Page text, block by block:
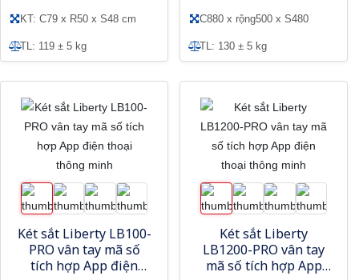
KT: C79 x R50 x S48 cm
TL: 119 ± 5 kg
C880 x rộng500 x S480
TL: 130 ± 5 kg
Két sắt Liberty LB100-
PRO vân tay mã số
tích hợp App điện
Két sắt Liberty
LB1200-PRO vân tay
mã số tích hợp App